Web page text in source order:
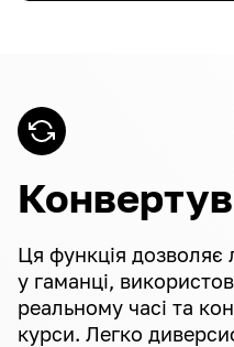
Ця функція дозволяє
у гаманці,
реальному часі та
курси. Легко